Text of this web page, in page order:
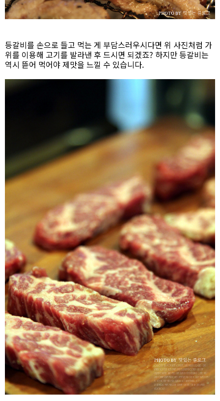
등갈비를 손으로 들고 먹는 게 부담스러우시다면 위 사진처럼 가
위를 이용해 고기를 발라낸 후 드시면 되겠죠? 하지만 등갈비는
역시 뜯어 먹어야 제맛을 느낄 수 있습니다.